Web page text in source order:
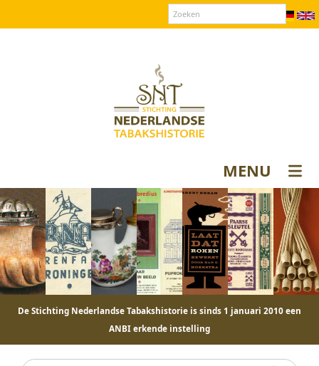
MENU
De Stichting Nederlandse Tabakshistorie is sinds 1 januari 2010 een
ANBI erkende instelling